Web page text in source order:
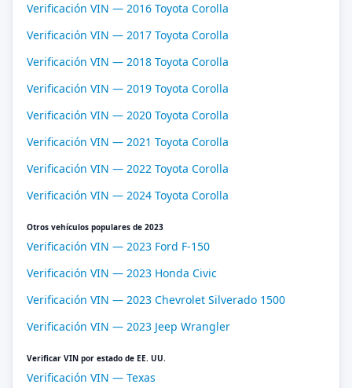
Verificación VIN — 2016 Toyota Corolla
Verificación VIN — 2017 Toyota Corolla
Verificación VIN — 2018 Toyota Corolla
Verificación VIN — 2019 Toyota Corolla
Verificación VIN — 2020 Toyota Corolla
Verificación VIN — 2021 Toyota Corolla
Verificación VIN — 2022 Toyota Corolla
Verificación VIN — 2024 Toyota Corolla
Otros vehículos populares de 2023
Verificación VIN — 2023 Ford F-150
Verificación VIN — 2023 Honda Civic
Verificación VIN — 2023 Chevrolet Silverado 1500
Verificación VIN — 2023 Jeep Wrangler
Verificar VIN por estado de EE. UU.
Verificación VIN — Texas